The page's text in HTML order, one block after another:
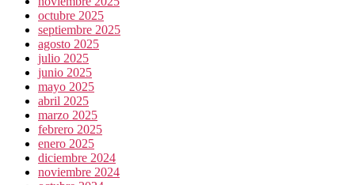
octubre 2025
septiembre 2025
agosto 2025
julio 2025
junio 2025
mayo 2025
abril 2025
marzo 2025
febrero 2025
enero 2025
diciembre 2024
noviembre 2024